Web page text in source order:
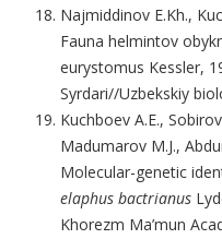
Najmiddinov E.Kh.,
Fauna helmintov
eurystomus Kessler,
Syrdari//Uzbekskiy
Kuchboev A.E.,
Madumarov M.J.,
Molecular-genetic
elaphus bactrianus
Khorezm Ma’mun